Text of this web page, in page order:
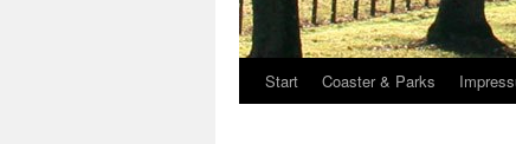
Start Coaster & Parks